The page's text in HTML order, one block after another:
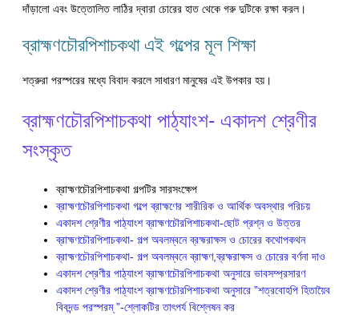
দাঁড়ালো এবং উত্তোলিত লাঠির দ্বারা চোরের হাত থেকে গরু দুটিকে রক্ষা করল।
ব্রাহ্মণচৌরপিশাচকথা এই গল্পের মূল শিক্ষা
শত্রুরা পরস্পরের মধ্যে বিবাদ করলে সাধারণ মানুষের এই উপকার হয়।
ব্রাহ্মণচৌরপিশাচকথা পাঠ্যাংশ- একাদশ শ্রেণীর
সংস্কৃত
ব্রাহ্মণচৌরপিশাচকথা গল্পটির সারসংক্ষেপ
ব্রাহ্মণচৌরপিশাচকথা গল্পে ব্রাহ্মণের শারীরিক ও আর্থিক অবস্থার পরিচয়
একাদশ শ্রেণীর পাঠ্যাংশ ব্রাহ্মণচৌরপিশাচকথা-ছোট প্রশ্ন ও উত্তর
ব্রাহ্মণচৌরপিশাচকথা- গল্প অবলম্বনে ব্রহ্মরাক্ষস ও চোরের কথোপকথন
ব্রাহ্মণচৌরপিশাচকথা- গল্প অবলম্বনে ব্রাহ্মণ,ব্রহ্মরাক্ষস ও চোরের বর্ণনা দাও
একাদশ শ্রেণীর পাঠ্যাংশ ব্রাহ্মণচৌরপিশাচকথা অনুসারে ভাবসম্প্রসারণ
একাদশ শ্রেণীর পাঠ্যাংশ ব্রাহ্মণচৌরপিশাচকথা অনুসারে ”শত্রবোহপি হিতায়ৈব
বিবদন্ড পরস্পরম্ ”-শ্লোকটির তাৎপর্য বিশ্লেষন কর